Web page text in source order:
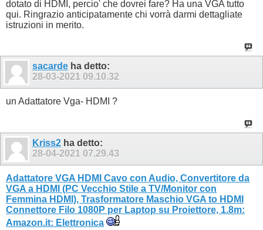
dotato di HDMI, percio' che dovrei fare? Ha una VGA tutto
qui. Ringrazio anticipatamente chi vorrà darmi dettagliate
istruzioni in merito.
sacarde ha detto:
28-03-2021 09.10.32
un Adattatore Vga- HDMI ?
Kriss2 ha detto:
28-04-2021 07.29.43
Adattatore VGA HDMI Cavo con Audio, Convertitore da
VGA a HDMI (PC Vecchio Stile a TV/Monitor con
Femmina HDMI), Trasformatore Maschio VGA to HDMI
Connettore Filo 1080P per Laptop su Proiettore, 1.8m:
Amazon.it: Elettronica